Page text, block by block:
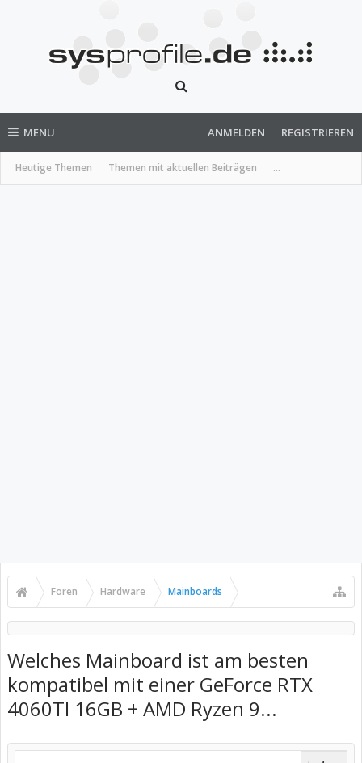
MENU
Heutige Themen Themen mit aktuellen Beiträgen ...
ANMELDEN REGISTRIEREN
Foren Hardware Mainboards
Welches Mainboard ist am besten
kompatibel mit einer GeForce RTX
4060TI 16GB + AMD Ryzen 9...